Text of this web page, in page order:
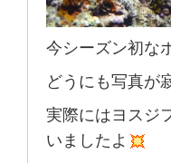
今シーズン初な
どうにも写真が
実際にはヨスジ
いましたよ